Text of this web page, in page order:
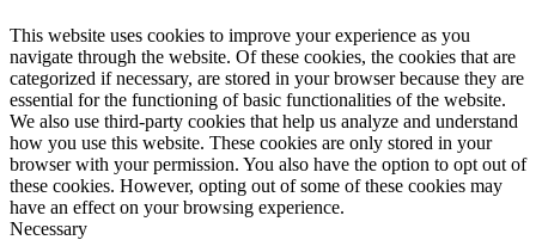
This website uses cookies to improve your experience as you
navigate through the website. Of these cookies, the cookies that are
categorized if necessary, are stored in your browser because they are
essential for the functioning of basic functionalities of the website.
We also use third-party cookies that help us analyze and understand
how you use this website. These cookies are only stored in your
browser with your permission. You also have the option to opt out of
these cookies. However, opting out of some of these cookies may
have an effect on your browsing experience.
Necessary